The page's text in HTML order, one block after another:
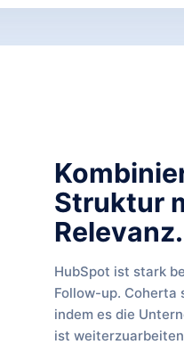
Struktur
Relevanz.
HubSpot ist stark
Follow-up.
indem es die
ist